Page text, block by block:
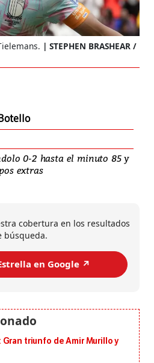
STEPHEN BRASHEAR /
0-2 hasta el minuto 85 y
extras
cobertura en los resultados
búsqueda.
en Google ↗️
Gran triunfo de Amir Murillo y